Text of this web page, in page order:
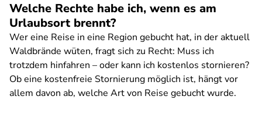
Welche Rechte habe ich, wenn es am
Urlaubsort brennt?
Wer eine Reise in eine Region gebucht hat, in der aktuell
Waldbrände wüten, fragt sich zu Recht: Muss ich
trotzdem hinfahren – oder kann ich kostenlos stornieren?
Ob eine kostenfreie Stornierung möglich ist, hängt vor
allem davon ab, welche Art von Reise gebucht wurde.